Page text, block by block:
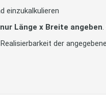
einzukalkulieren
Länge x Breite angeben
der